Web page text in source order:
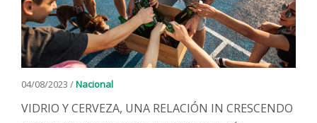
04/08/2023 /Nacional
VIDRIO Y CERVEZA, UNA RELACIÓN IN CRESCENDO